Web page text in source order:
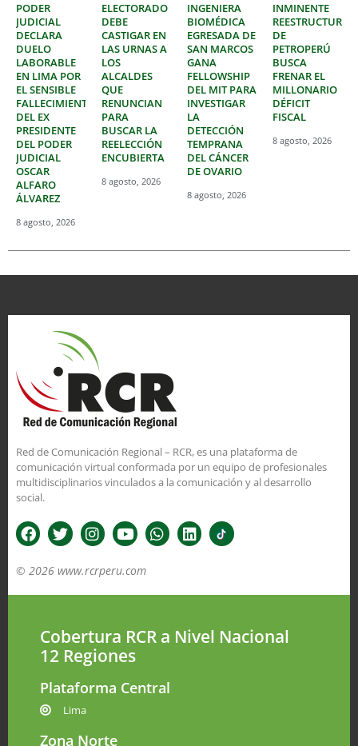
PODER
JUDICIAL
DECLARA
DUELO
LABORABLE
EN LIMA POR
EL SENSIBLE
FALLECIMIENTO
DEL EX
PRESIDENTE
DEL PODER
JUDICIAL
OSCAR
ALFARO
ÁLVAREZ
8 agosto, 2026
ELECTORADO
DEBE
CASTIGAR EN
LAS URNAS A
LOS
ALCALDES
QUE
RENUNCIAN
PARA
BUSCAR LA
REELECCIÓN
ENCUBIERTA
8 agosto, 2026
INGENIERA
BIOMÉDICA
EGRESADA DE
SAN MARCOS
GANA
FELLOWSHIP
DEL MIT PARA
INVESTIGAR
LA
DETECCIÓN
TEMPRANA
DEL CÁNCER
DE OVARIO
8 agosto, 2026
INMINENTE
DE
PETROPERÚ
BUSCA
FRENAR EL
MILLONARIO
DÉFICIT
FISCAL
8 agosto, 2026
Red de Comunicación Regional – RCR, es una plataforma de
comunicación virtual conformada por un equipo de profesionales
multidisciplinarios vinculados a la comunicación y al desarrollo
social.
© 2026 www.rcrperu.com
Cobertura RCR a Nivel Nacional
12 Regiones
Plataforma Central
Lima
Zona Norte